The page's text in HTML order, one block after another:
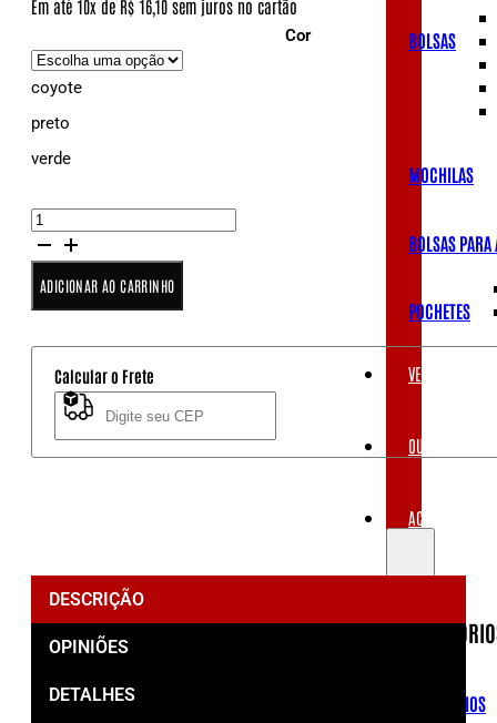
BOLSAS
MOCHILAS
BOLSAS
POCHETES
VESTUÁRIOS
OUTLET
ACESSÓRIOS
ACESSÓRIOS
Em até 10x de R$ 16,10 sem juros no cartão
Cor
coyote
preto
verde
Bandoleira
STRIKE-
X3
com
Mosquetão
quantidade
ADICIONAR AO CARRINHO
Calcular o Frete
Não sei meu CEP
DESCRIÇÃO
OPINIÕES
DETALHES